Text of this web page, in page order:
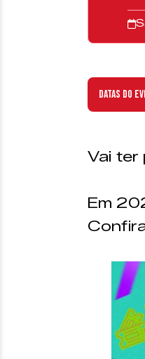
Datas do
Vai ter
Em